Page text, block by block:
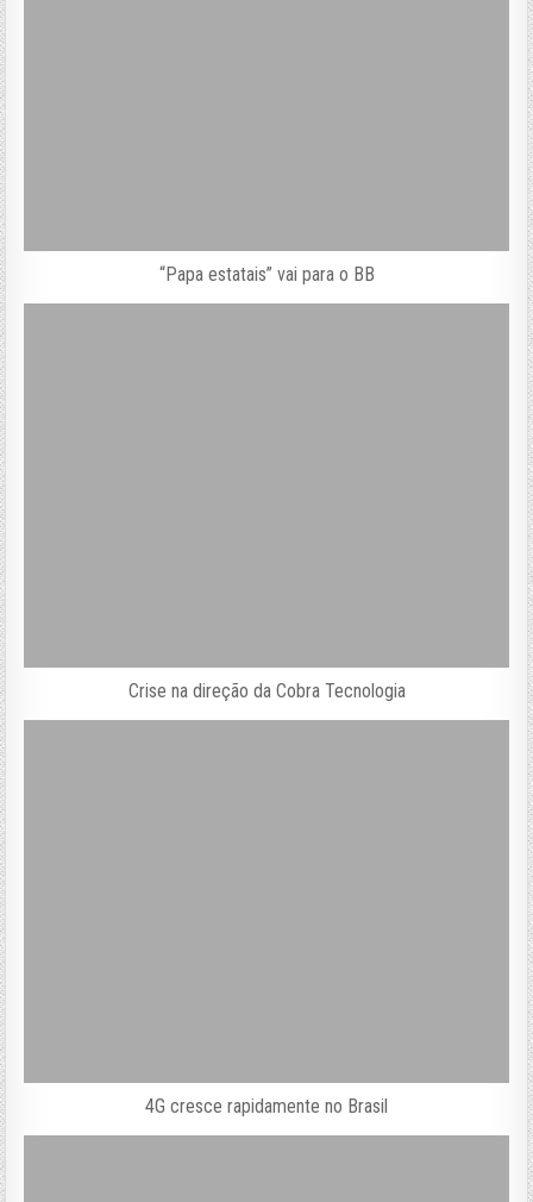
“Papa estatais” vai para o BB
Crise na direção da Cobra Tecnologia
4G cresce rapidamente no Brasil